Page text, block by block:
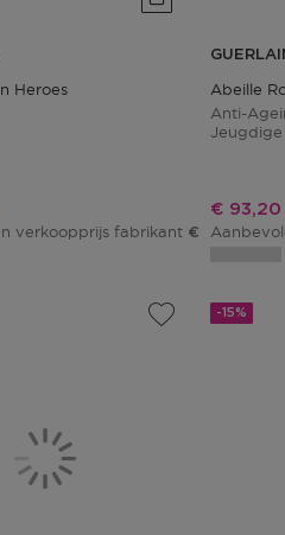
Heroes
verkoopprijs fabrikant € 29,00
Abeille
Anti-
€ 93,20
-15%